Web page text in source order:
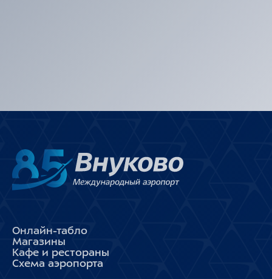
Онлайн-табло
Магазины
Кафе и рестораны
Схема аэропорта